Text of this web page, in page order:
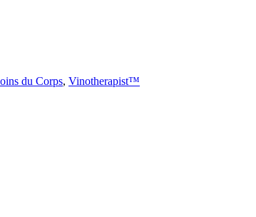
du Corps, Vinotherapist™